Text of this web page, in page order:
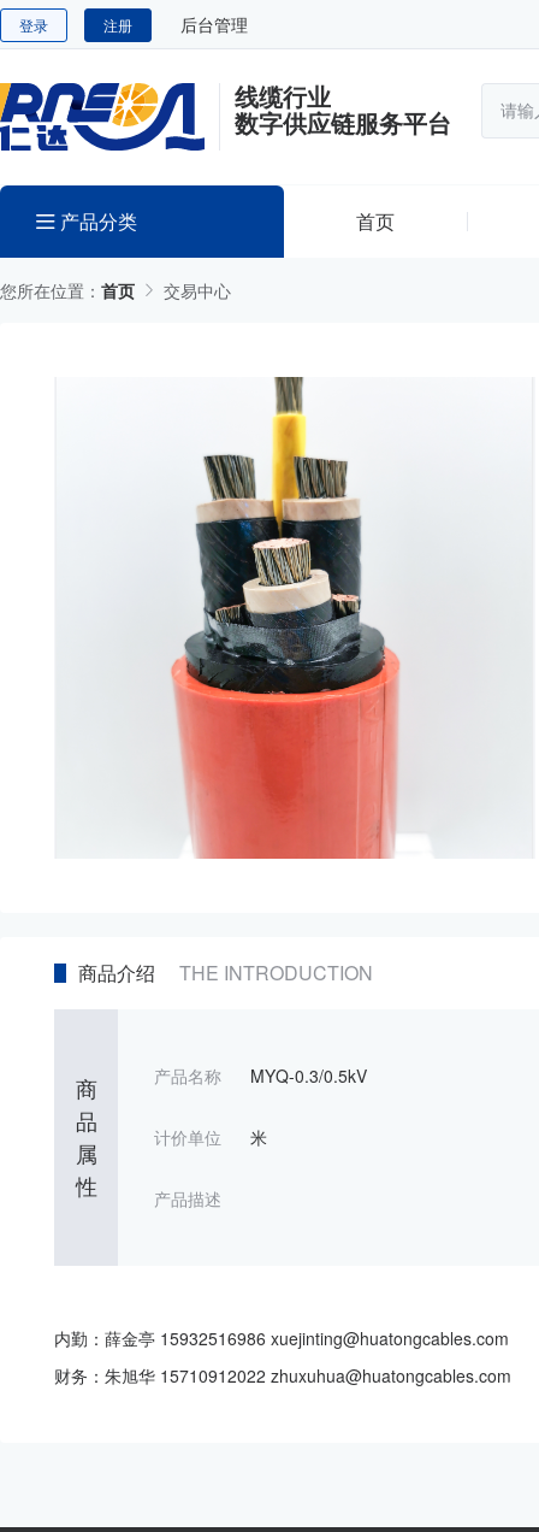
登录 注册 后台管理
线缆行业
数字供应链服务平台
产品分类 首页
您所在位置： 首页 交易中心
商品介绍 THE INTRODUCTION
商
品
属
性
产品名称 MYQ-0.3/0.5kV
计价单位 米
产品描述
内勤：薛金亭 15932516986 xuejinting@huatongcables.com
财务：朱旭华 15710912022 zhuxuhua@huatongcables.com